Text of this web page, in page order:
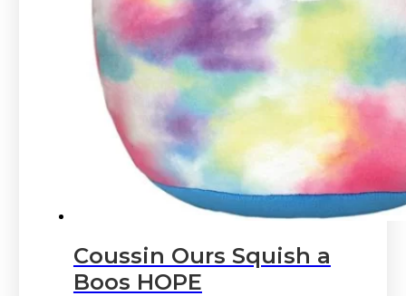
Coussin Ours Squish a
Boos HOPE